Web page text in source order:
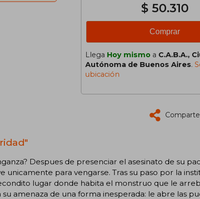
$ 50.310
Comprar
Llega Hoy mismo a C.A.B.A.,
Autónoma de Buenos Aires.
ubicación
Despues de presenciar el asesinato de su
unicamente para vengarse. Tras su paso por la
lugar donde habita el monstruo que le
amenaza de una forma inesperada: le abre las